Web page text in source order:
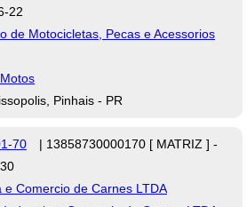
22
de Motocicletas, Pecas e Acessorios
Pinhais - PR
70
| 13858730000170 [ MATRIZ ] -
e Comercio de Carnes LTDA